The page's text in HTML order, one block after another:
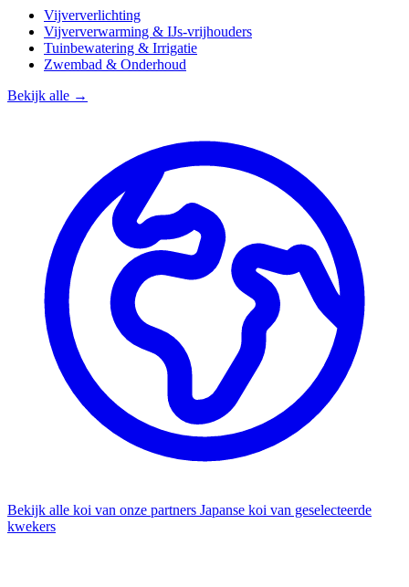
Vijververlichting
Vijververwarming & IJs-vrijhouders
Tuinbewatering & Irrigatie
Zwembad & Onderhoud
Bekijk alle →
Bekijk alle koi van onze partners Japanse koi van geselecteerde
kwekers